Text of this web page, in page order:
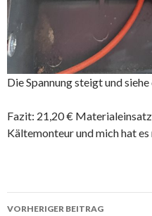
Die Spannung steigt und
Fazit: 21,20 €
Kältemonteur und mich hat
Beitrags-
VORHERIGER BEITRAG